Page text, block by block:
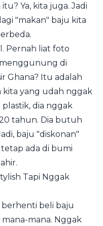
Ya, kita juga. Jadi
"makan" baju kita
Pernah liat foto
di
Ghana? Itu adalah
kita yang udah nggak
dia nggak
tahun. Dia butuh
baju "diskonan"
ada di bumi
Tapi Nggak
beli baju
mana. Nggak